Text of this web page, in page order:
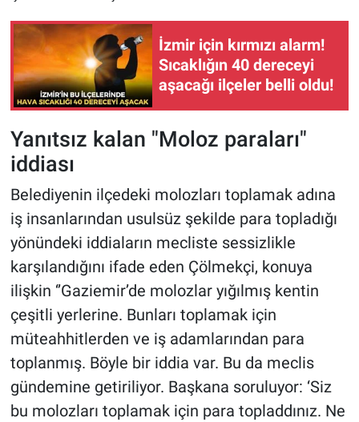
İzmir için kırmızı alarm!
Sıcaklığın 40 dereceyi
aşacağı ilçeler belli oldu!
Yanıtsız kalan "Moloz paraları"
iddiası
Belediyenin ilçedeki molozları toplamak adına
iş insanlarından usulsüz şekilde para topladığı
yönündeki iddiaların mecliste sessizlikle
karşılandığını ifade eden Çölmekçi, konuya
ilişkin ‘’Gaziemir’de molozlar yığılmış kentin
çeşitli yerlerine. Bunları toplamak için
müteahhitlerden ve iş adamlarından para
toplanmış. Böyle bir iddia var. Bu da meclis
gündemine getiriliyor. Başkana soruluyor: ‘Siz
bu molozları toplamak için para topladdınız. Ne